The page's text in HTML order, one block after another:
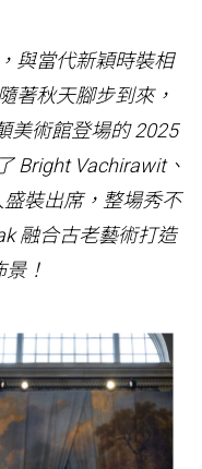
與當代新穎時裝相
著秋天腳步到來，
美術館登場的 2025
Bright Vachirawit、
盛裝出席，整場秀不
融合古老藝術打造
！